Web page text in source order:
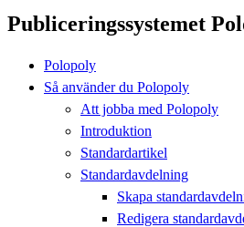
Publiceringssystemet
Polopoly
Så använder du Polopoly
Att jobba med Polopoly
Introduktion
Standardartikel
Standardavdelning
Skapa
Redigera